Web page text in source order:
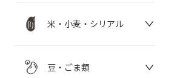
米・小麦・シリアル
豆・ごま類